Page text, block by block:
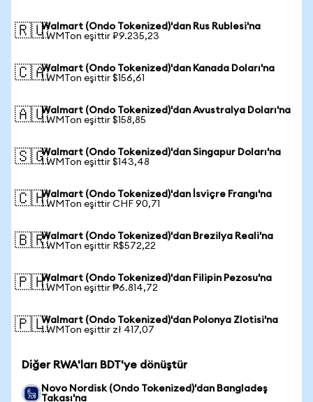
🇷🇺Walmart (Ondo Tokenized)'dan Rus Rublesi'na
1 WMTon eşittir ₽9.235,23
🇨🇦Walmart (Ondo Tokenized)'dan Kanada Doları'na
1 WMTon eşittir $156,61
🇦🇺Walmart (Ondo Tokenized)'dan Avustralya Doları'na
1 WMTon eşittir $158,85
🇸🇬Walmart (Ondo Tokenized)'dan Singapur Doları'na
1 WMTon eşittir $143,48
🇨🇭Walmart (Ondo Tokenized)'dan İsviçre Frangı'na
1 WMTon eşittir CHF 90,71
🇧🇷Walmart (Ondo Tokenized)'dan Brezilya Reali'na
1 WMTon eşittir R$572,22
🇵🇭Walmart (Ondo Tokenized)'dan Filipin Pezosu'na
1 WMTon eşittir ₱6.814,72
🇵🇱Walmart (Ondo Tokenized)'dan Polonya Zlotisi'na
1 WMTon eşittir zł 417,07
Diğer RWA'ları BDT'ye dönüştür
Novo Nordisk (Ondo Tokenized)'dan Bangladeş
Takası'na